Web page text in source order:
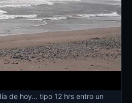
de hoy… tipo 12 hrs entro un